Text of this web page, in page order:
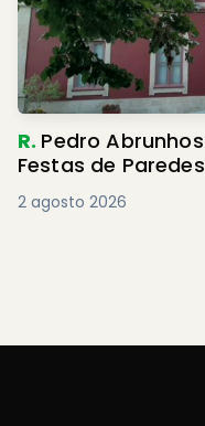
R. Pedro
Festas de
2 agosto 2026